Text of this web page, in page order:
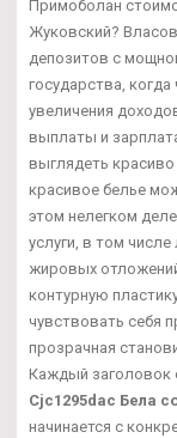
Примоболан
Жуковский?
депозитов с
государства,
увеличения
выплаты и
выглядеть красиво
красивое белье
этом нелегком
услуги, в том
жировых
контурную
чувствовать себя
прозрачная
Каждый заголовок
Cjc1295dac Бела
начинается с